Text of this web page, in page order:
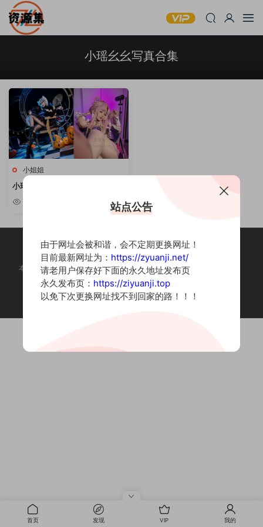
小瑶幺幺写真合集
小姐姐
小瑶幺幺 – 性感可爱写真合集 [持
续更新]
7.55w
本站为摄影写真图片网站，内容来自网络收集整理，仅作个人学习使用。
如有违法内容请联系删除
Copyright © 2022 资源集
首页 发现 VIP 我的
站点公告
由于网址会被和谐，会不定期更换网址！
目前最新网址为： https://zyuanji.net/
请老用户保存好下面的永久地址发布页
永久发布页： https://ziyuanji.top
以免下次更换网址找不到回家的路！！！